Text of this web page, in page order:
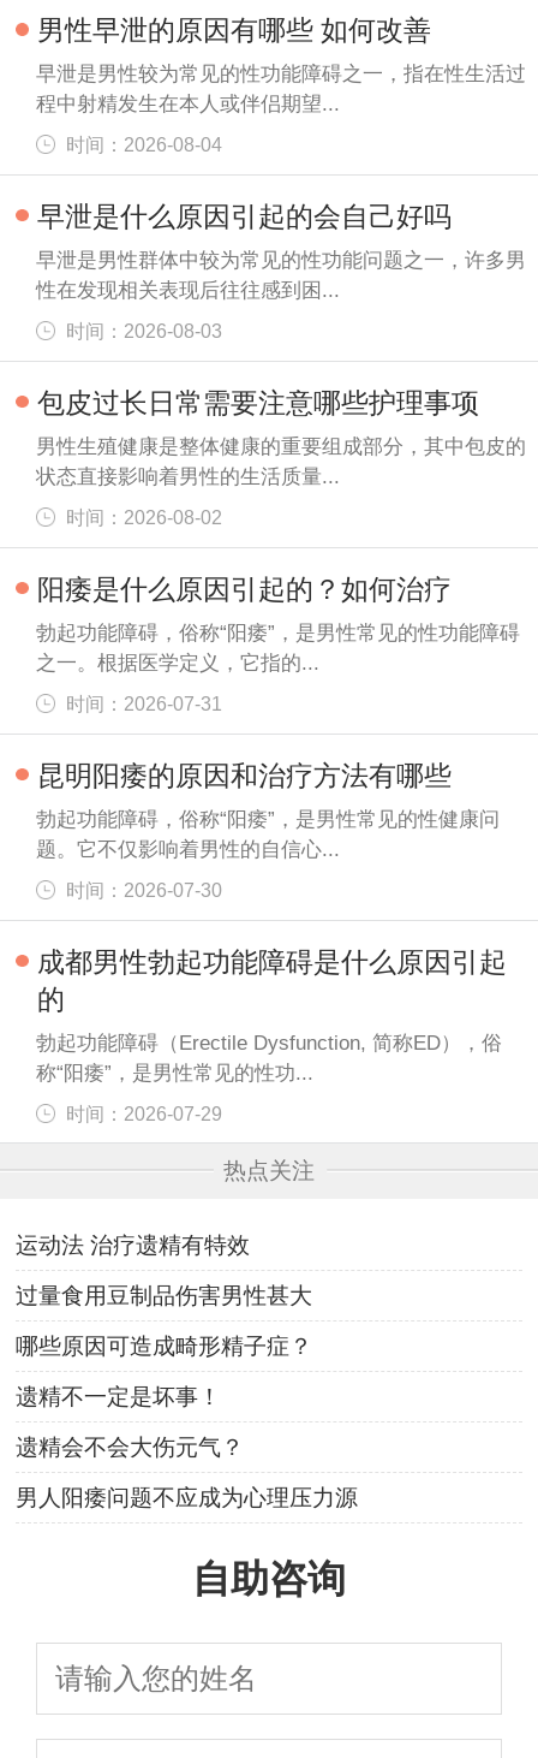
男性早泄的原因有哪些 如何改善
早泄是男性较为常见的性功能障碍之一，指在性生活过
程中射精发生在本人或伴侣期望...
时间：2026-08-04
早泄是什么原因引起的会自己好吗
早泄是男性群体中较为常见的性功能问题之一，许多男
性在发现相关表现后往往感到困...
时间：2026-08-03
包皮过长日常需要注意哪些护理事项
男性生殖健康是整体健康的重要组成部分，其中包皮的
状态直接影响着男性的生活质量...
时间：2026-08-02
阳痿是什么原因引起的？如何治疗
勃起功能障碍，俗称“阳痿”，是男性常见的性功能障碍
之一。根据医学定义，它指的...
时间：2026-07-31
昆明阳痿的原因和治疗方法有哪些
勃起功能障碍，俗称“阳痿”，是男性常见的性健康问
题。它不仅影响着男性的自信心...
时间：2026-07-30
成都男性勃起功能障碍是什么原因引起
的
勃起功能障碍（Erectile Dysfunction, 简称ED），俗
称“阳痿”，是男性常见的性功...
时间：2026-07-29
热点关注
运动法 治疗遗精有特效
过量食用豆制品伤害男性甚大
哪些原因可造成畸形精子症？
遗精不一定是坏事！
遗精会不会大伤元气？
男人阳痿问题不应成为心理压力源
自助咨询